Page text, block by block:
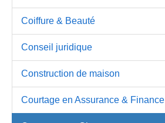
Coiffure & Beauté
Conseil juridique
Construction de maison
Courtage en Assurance & Finance